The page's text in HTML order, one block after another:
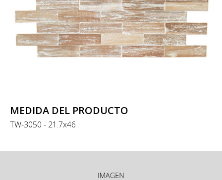
MEDIDA DEL PRODUCTO
TW-3050 - 21.7x46